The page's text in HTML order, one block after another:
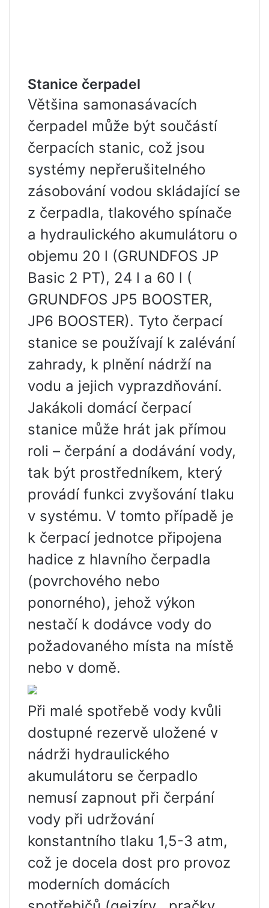
Stanice čerpadel
Většina samonasávacích
čerpadel může být součástí
čerpacích stanic, což jsou
systémy nepřerušitelného
zásobování vodou skládající se
z čerpadla, tlakového spínače
a hydraulického akumulátoru o
objemu 20 l (GRUNDFOS JP
Basic 2 PT), 24 l a 60 l (
GRUNDFOS JP5 BOOSTER,
JP6 BOOSTER). Tyto čerpací
stanice se používají k zalévání
zahrady, k plnění nádrží na
vodu a jejich vyprazdňování.
Jakákoli domácí čerpací
stanice může hrát jak přímou
roli – čerpání a dodávání vody,
tak být prostředníkem, který
provádí funkci zvyšování tlaku
v systému. V tomto případě je
k čerpací jednotce připojena
hadice z hlavního čerpadla
(povrchového nebo
ponorného), jehož výkon
nestačí k dodávce vody do
požadovaného místa na místě
nebo v domě.
Při malé spotřebě vody kvůli
dostupné rezervě uložené v
nádrži hydraulického
akumulátoru se čerpadlo
nemusí zapnout při čerpání
vody při udržování
konstantního tlaku 1,5-3 atm,
což je docela dost pro provoz
moderních domácích